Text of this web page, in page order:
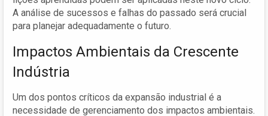
A análise de sucessos e falhas do passado será crucial
para planejar adequadamente o futuro.
Impactos Ambientais da Crescente
Indústria
Um dos pontos críticos da expansão industrial é a
necessidade de gerenciamento dos impactos ambientais.